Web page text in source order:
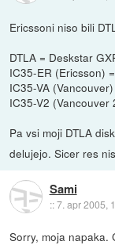
Ericssoni niso bili
DTLA = Deskstar
IC35-ER (Ericsson)
IC35-VA
IC35-V2 (Vancouver
Pa vsi moji DTLA
delujejo. Sicer res
Sami
::7. apr 2005,
Sorry, moja napaka.